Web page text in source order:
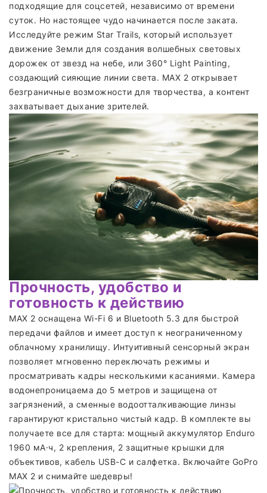
подходящие для соцсетей, независимо от времени
суток. Но настоящее чудо начинается после заката.
Исследуйте режим Star Trails, который использует
движение Земли для создания волшебных световых
дорожек от звезд на небе, или 360° Light Painting,
создающий сияющие линии света. MAX 2 открывает
безграничные возможности для творчества, а контент
захватывает дыхание зрителей.
Прочность, удобство и
готовность к действию
MAX 2 оснащена Wi-Fi 6 и Bluetooth 5.3 для быстрой
передачи файлов и имеет доступ к неограниченному
облачному хранилищу. Интуитивный сенсорный экран
позволяет мгновенно переключать режимы и
просматривать кадры несколькими касаниями. Камера
водонепроницаема до 5 метров и защищена от
загрязнений, а сменные водоотталкивающие линзы
гарантируют кристально чистый кадр. В комплекте вы
получаете все для старта: мощный аккумулятор Enduro
1960 мА·ч, 2 крепления, 2 защитные крышки для
объективов, кабель USB-C и салфетка. Включайте GoPro
MAX 2 и снимайте шедевры!